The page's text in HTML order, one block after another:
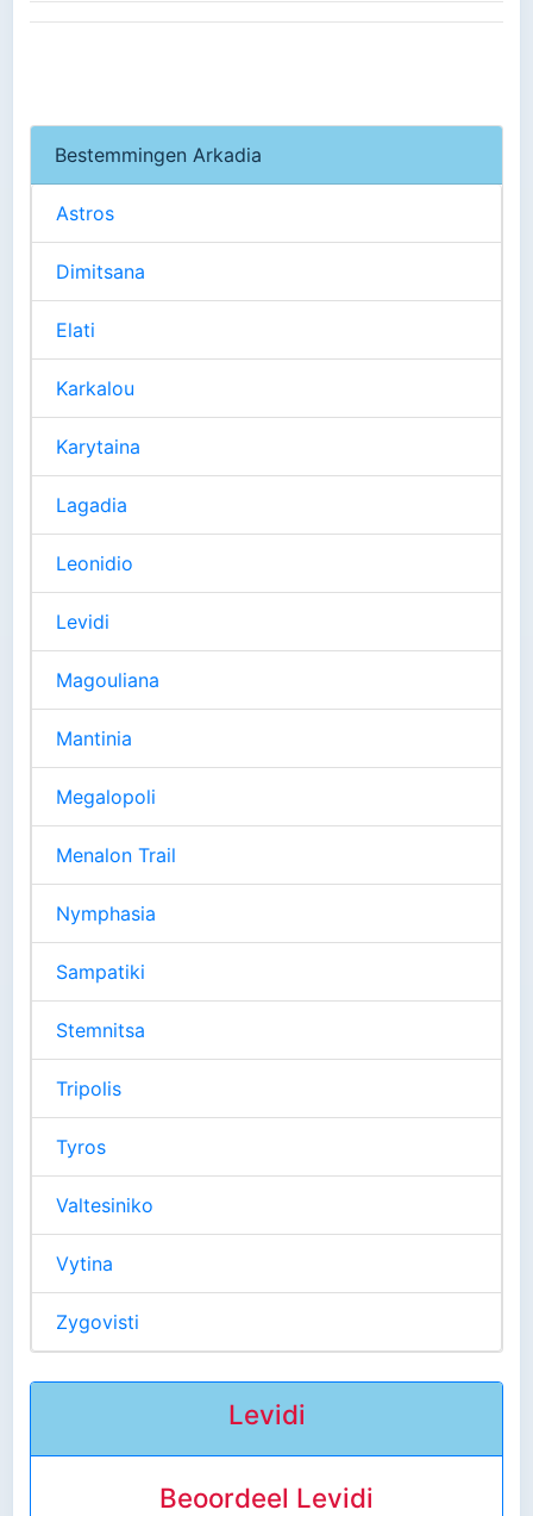
Bestemmingen Arkadia
Astros
Dimitsana
Elati
Karkalou
Karytaina
Lagadia
Leonidio
Levidi
Magouliana
Mantinia
Megalopoli
Menalon Trail
Nymphasia
Sampatiki
Stemnitsa
Tripolis
Tyros
Valtesiniko
Vytina
Zygovisti
Levidi
Beoordeel Levidi